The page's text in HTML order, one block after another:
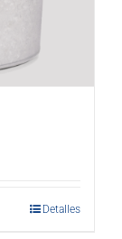
Detalles